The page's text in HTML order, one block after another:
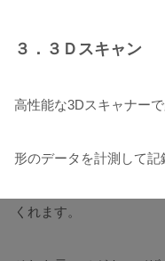
３．３Ｄスキャン
高性能な3Dスキャナー
形のデータを計測して記
くれます。